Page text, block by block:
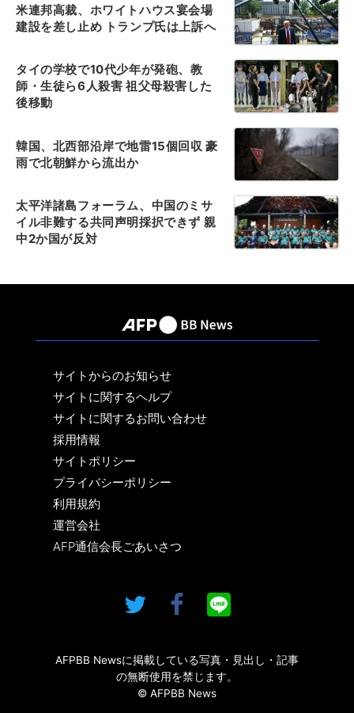
米連邦高裁、ホワイトハウス宴会場
建設を差し止め トランプ氏は上訴へ
タイの学校で10代少年が発砲、教
師・生徒ら6人殺害 祖父母殺害した
後移動
韓国、北西部沿岸で地雷15個回収 豪
雨で北朝鮮から流出か
太平洋諸島フォーラム、中国のミサ
イル非難する共同声明採択できず 親
中2か国が反対
サイトからのお知らせ
サイトに関するヘルプ
サイトに関するお問い合わせ
採用情報
サイトポリシー
プライバシーポリシー
利用規約
運営会社
AFP通信会長ごあいさつ
AFPBB Newsに掲載している写真・見出し・記事
の無断使用を禁じます。
© AFPBB News